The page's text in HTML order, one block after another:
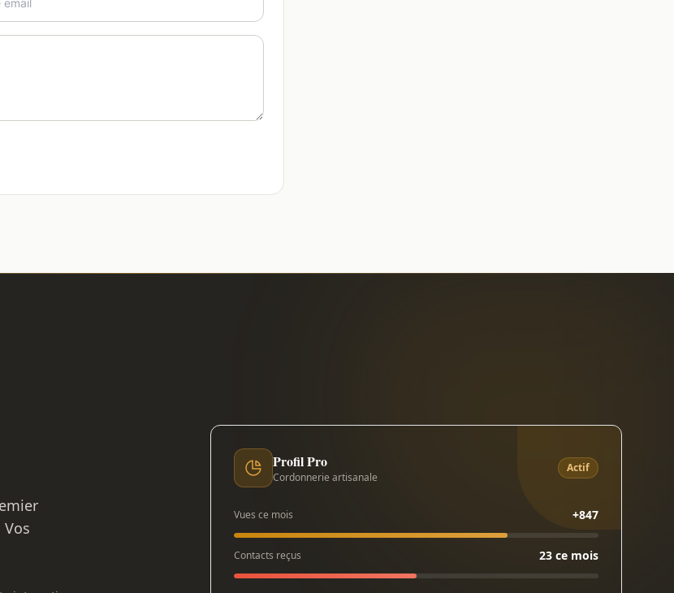
Profil Pro
Cordonnerie artisanale
Actif
Vues ce mois +847
Contacts reçus 23 ce mois